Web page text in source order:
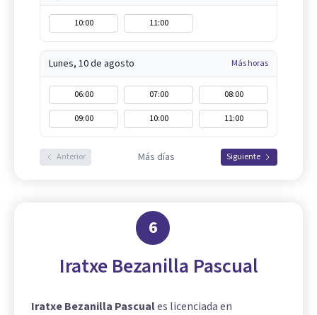
10:00 11:00
Lunes, 10 de agosto Más horas
06:00 07:00
08:00
09:00
10:00 11:00
Anterior Más días Siguiente
6
Iratxe Bezanilla Pascual
Iratxe Bezanilla Pascuales licenciada en